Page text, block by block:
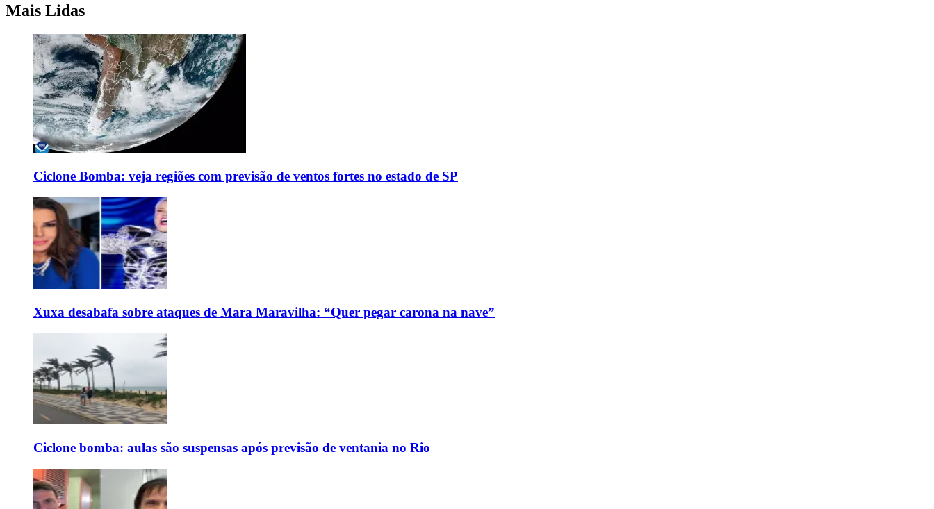
Mais Lidas
Ciclone Bomba: veja regiões com previsão de ventos fortes no estado de SP
Xuxa desabafa sobre ataques de Mara Maravilha: “Quer pegar carona na nave”
Ciclone bomba: aulas são suspensas após previsão de ventania no Rio